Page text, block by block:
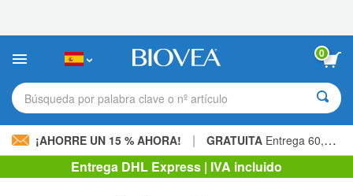
sitio
incluye
sistema
de
0
Búsqueda por palabra clave o nº artículo
¡AHORRE UN 15 % AHORA! | GRATUITA Entrega 60,00 € »
Entrega DHL Express | IVA incluido